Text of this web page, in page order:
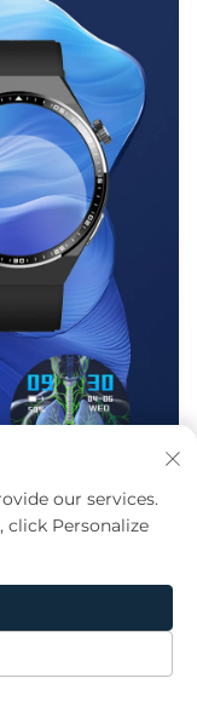
CONTACT
our services.
click Personalize